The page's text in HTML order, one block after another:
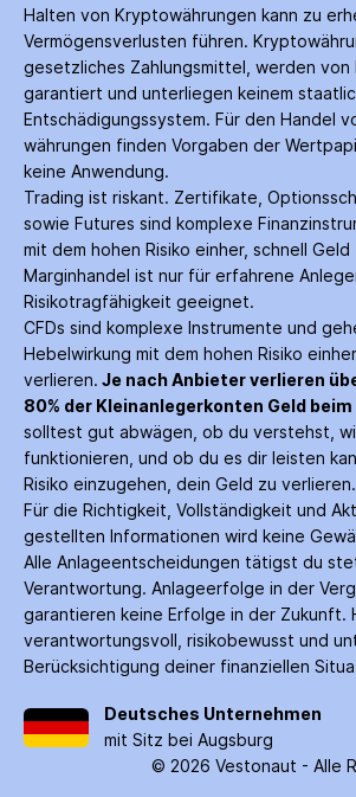
Halten von Krypto­währungen kann zu
Vermögensverlusten führen.
gesetzliches Zahlungs­mittel, werden von
garantiert und unterliegen keinem
Entschädigungs­system. Für den Handel
währungen finden Vorgaben der
keine Anwendung.
Trading ist riskant. Zertifikate,
sowie Futures sind komplexe
mit dem hohen Risiko einher, schnell
Margin­handel ist nur für erfahrene
Risiko­tragfähigkeit geeignet.
CFDs sind komplexe Instrumente und
Hebelwirkung mit dem hohen Risiko
verlieren. Je nach Anbieter verlieren
80% der Kleinanleger­konten Geld beim
solltest gut abwägen, ob du verstehst,
funktionieren, und ob du es dir leisten
Risiko einzugehen, dein Geld zu verlieren.
Für die Richtigkeit, Vollständigkeit und
gestellten Informationen wird keine
Alle Anlage­entscheidungen tätigst du
Verantwortung. Anlage­erfolge in der
garantieren keine Erfolge in der Zukunft.
verantwortungsvoll, risiko­bewusst und
Berücksichtigung deiner finanziellen
Deutsches Unternehmen
mit Sitz bei Augsburg
© 2026 Vestonaut - Alle